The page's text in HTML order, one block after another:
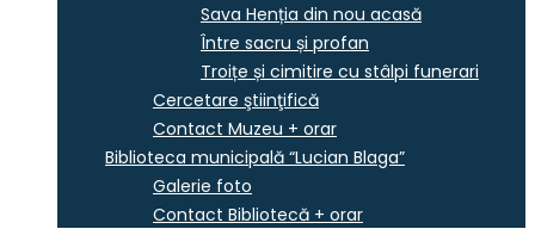
Sava Henția din nou acasă
Între sacru și profan
Troițe și cimitire cu stâlpi funerari
Cercetare ştiinţifică
Contact Muzeu + orar
Biblioteca municipală “Lucian Blaga”
Galerie foto
Contact Bibliotecă + orar